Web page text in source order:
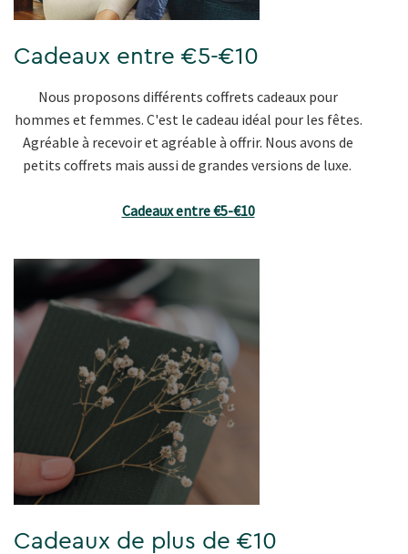
Cadeaux entre €5-€10
Nous proposons différents coffrets cadeaux pour
hommes et femmes. C'est le cadeau idéal pour les fêtes.
Agréable à recevoir et agréable à offrir. Nous avons de
petits coffrets mais aussi de grandes versions de luxe.
Cadeaux entre €5-€10
Cadeaux de plus de €10